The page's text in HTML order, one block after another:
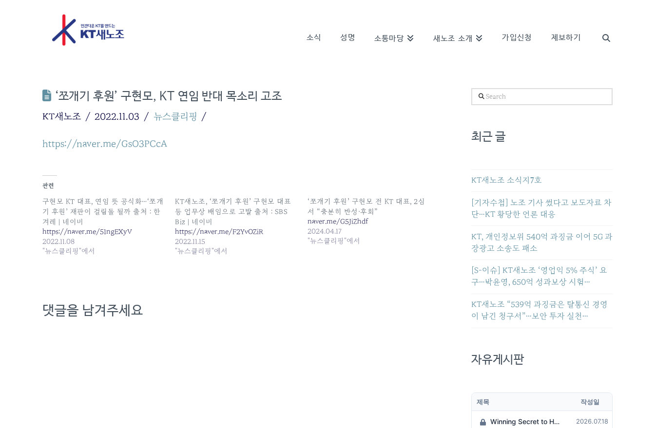
소식 성명 소통마당 새노조 소개 가입신청 제보하기
‘쪼개기 후원’ 구현모, KT 연임 반대 목소리 고조
KT새노조 2022.11.03 뉴스클리핑
https://naver.me/GsO3PCcA
관련
구현모 KT 대표, 연임 뜻 공식화…‘쪼개
기 후원’ 재판이 걸림돌 될까 출처 : 한
겨레 | 네이버
https://naver.me/51ngEXyV
2022.11.08
"뉴스클리핑"에서
KT새노조, ‘쪼개기 후원’ 구현모 대표
등 업무상 배임으로 고발 출처 : SBS
Biz | 네이버
https://naver.me/F2YvOZiR
2022.11.15
"뉴스클리핑"에서
‘쪼개기 후원’ 구현모 전 KT 대표, 2심
서 “충분히 반성·후회”
naver.me/G5JiZhdf
2024.04.17
"뉴스클리핑"에서
댓글을 남겨주세요
Search
최근 글
KT새노조 소식지7호
[기자수첩] 노조 기사 썼다고 보도자료 차
단…KT 황당한 언론 대응
KT, 개인정보위 540억 과징금 이어 5G 과
장광고 소송도 패소
[S-이슈] KT새노조 ‘영업익 5% 주식’ 요
구…박윤영, 650억 성과보상 시험…
KT새노조 “539억 과징금은 탈통신 경영
이 남긴 청구서”…보안 투자 실천…
자유게시판
제목 작성일
Winning Secret to Hit the Jackpot! 2026.07.18